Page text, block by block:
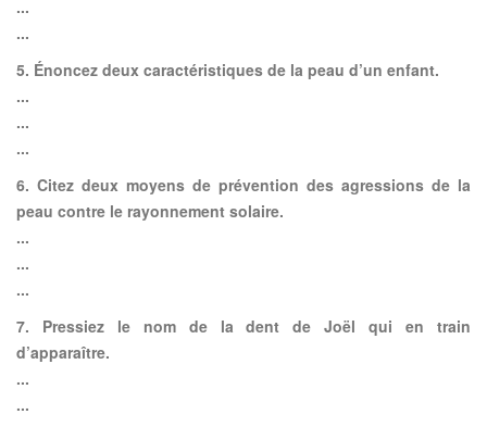
...
...
5. Énoncez deux caractéristiques de la peau d’un enfant.
...
...
...
6. Citez deux moyens de prévention des agressions de la
peau contre le rayonnement solaire.
...
...
...
7. Pressiez le nom de la dent de Joël qui en train
d’apparaître.
...
...